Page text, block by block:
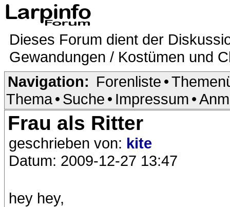
Dieses Forum dient der
Gewandungen / Kostümen und
Navigation: Forenliste •
Thema• Suche • Impressum •
Frau als Ritter
geschrieben von: kite
Datum: 2009-12-27 13:47
hey hey,